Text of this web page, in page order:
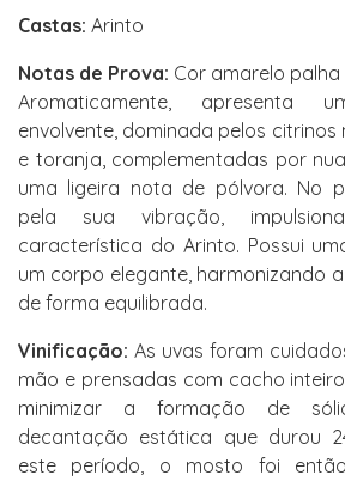
Castas: Arinto
Notas de Prova: Cor amarelo
Aromaticamente, apresenta
envolvente, dominada pelos
e toranja, complementadas por
uma ligeira nota de pólvora. No
pela sua vibração,
característica do Arinto. Possui
um corpo elegante, harmonizando
de forma equilibrada.
Vinificação: As uvas foram
mão e prensadas com cacho
minimizar a formação de
decantação estática que durou
este período, o mosto foi